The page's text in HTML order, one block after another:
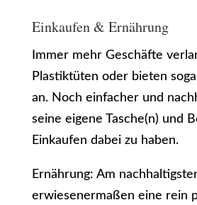
Einkaufen & Ernährung
Immer mehr Geschäfte
Plastiktüten oder bieten
an. Noch einfacher und
seine eigene Tasche(n) und
Einkaufen dabei zu haben.
Ernährung: Am
erwiesenermaßen eine rein